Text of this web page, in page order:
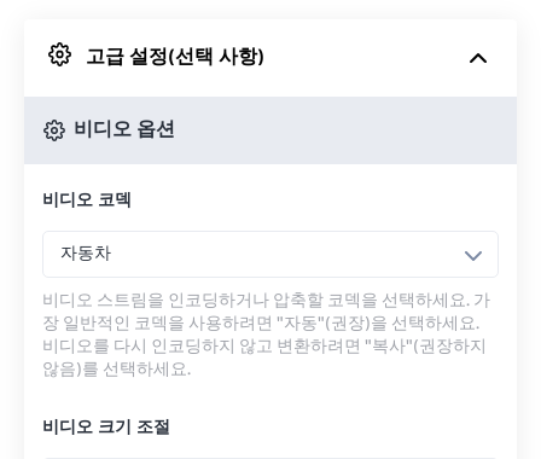
Google 드라이브에서
고급 설정(선택 사항)
비디오 옵션
비디오 코덱
자동차
비디오 스트림을 인코딩하거나 압축할 코덱을 선택하세요. 가
장 일반적인 코덱을 사용하려면 "자동"(권장)을 선택하세요.
비디오를 다시 인코딩하지 않고 변환하려면 "복사"(권장하지
않음)를 선택하세요.
비디오 크기 조절